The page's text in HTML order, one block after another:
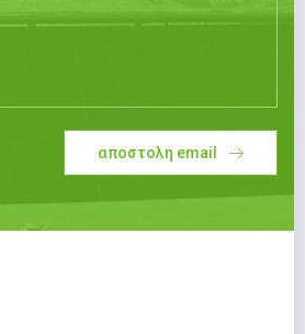
αποστολη email